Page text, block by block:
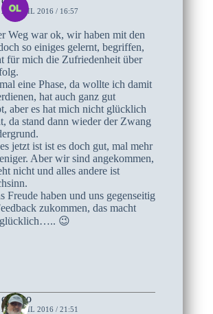
21. APRIL 2016 / 16:57
Weg war ok, wir haben mit den
so einiges gelernt, begriffen,
für mich die Zufriedenheit über
eine Phase, da wollte ich damit
hat auch ganz gut
aber es hat mich nicht glücklich
da stand dann wieder der Zwang
jetzt ist ist es doch gut, mal mehr
Aber wir sind angekommen,
nicht und alles andere ist
Freude haben und uns gegenseitig
zukommen, das macht
😉
czoczo
20. APRIL 2016 / 21:51